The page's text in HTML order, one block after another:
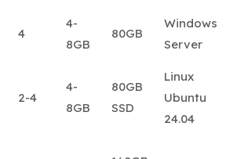
4
4-
8GB
80GB
Windows
Server
2-4
4-
8GB
80GB
SSD
Linux
Ubuntu
24.04